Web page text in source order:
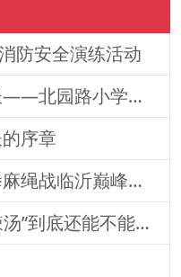
防安全演练活动
活力满校园，健康伴成长——北园路小学一二年级体质训练纪实
序章
官宣定档八月，六国裸拳麻绳战临沂巅峰对决！2026铁拳武风·红韵临沂国际巅峰搏击赛新闻发布会举行
“潼关肉夹馍”“逍遥镇胡辣汤”到底还能不能用？官方回